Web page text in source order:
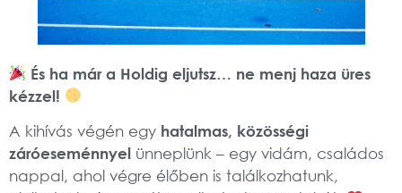
És ha már a Holdig eljutsz… ne menj haza üres
kézzel!
A kihívás végén egy hatalmas, közösségi
záróeseménnyel ünneplünk – egy vidám, családos
nappal, ahol végre élőben is találkozhatunk,